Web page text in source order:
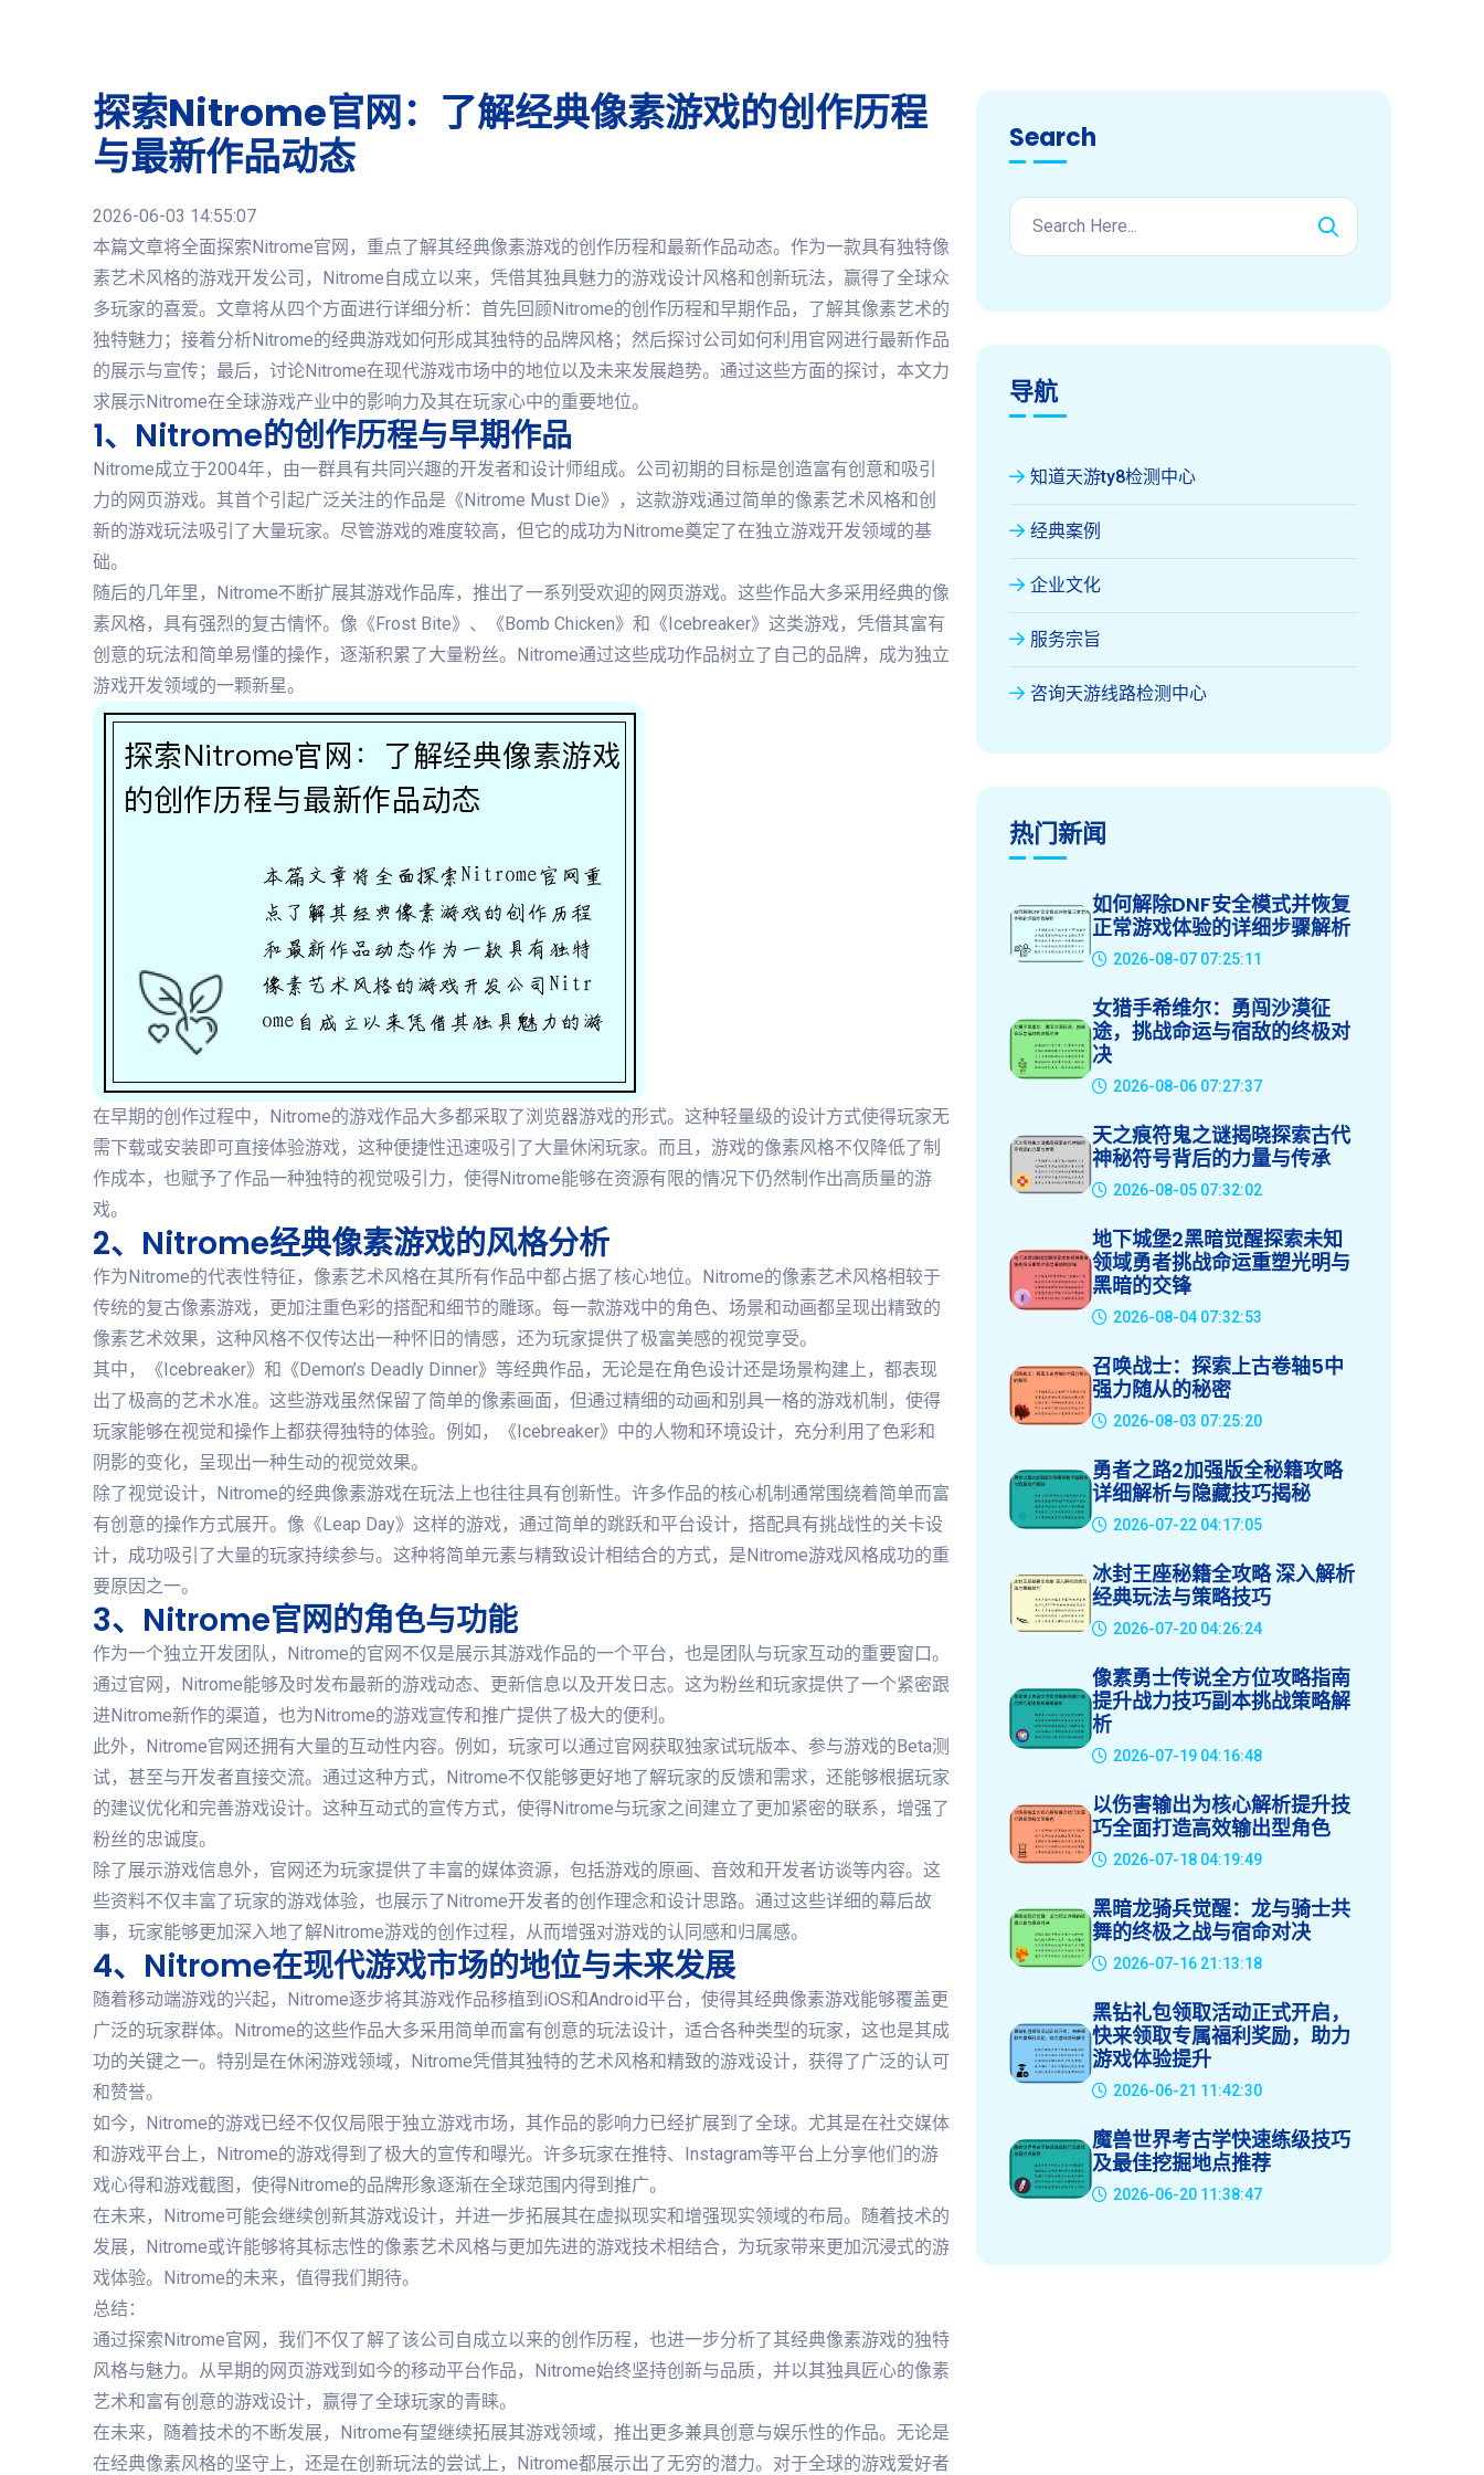
探索Nitrome官网：了解经典像素游戏的创作历程
与最新作品动态
2026-06-03 14:55:07
本篇文章将全面探索Nitrome官网，重点了解其经典像素游戏的创作历程和最新作品动态。作为一款具有独特像
素艺术风格的游戏开发公司，Nitrome自成立以来，凭借其独具魅力的游戏设计风格和创新玩法，赢得了全球众
多玩家的喜爱。文章将从四个方面进行详细分析：首先回顾Nitrome的创作历程和早期作品，了解其像素艺术的
独特魅力；接着分析Nitrome的经典游戏如何形成其独特的品牌风格；然后探讨公司如何利用官网进行最新作品
的展示与宣传；最后，讨论Nitrome在现代游戏市场中的地位以及未来发展趋势。通过这些方面的探讨，本文力
求展示Nitrome在全球游戏产业中的影响力及其在玩家心中的重要地位。
1、Nitrome的创作历程与早期作品
Nitrome成立于2004年，由一群具有共同兴趣的开发者和设计师组成。公司初期的目标是创造富有创意和吸引
力的网页游戏。其首个引起广泛关注的作品是《Nitrome Must Die》，这款游戏通过简单的像素艺术风格和创
新的游戏玩法吸引了大量玩家。尽管游戏的难度较高，但它的成功为Nitrome奠定了在独立游戏开发领域的基
础。
随后的几年里，Nitrome不断扩展其游戏作品库，推出了一系列受欢迎的网页游戏。这些作品大多采用经典的像
素风格，具有强烈的复古情怀。像《Frost Bite》、《Bomb Chicken》和《Icebreaker》这类游戏，凭借其富有
创意的玩法和简单易懂的操作，逐渐积累了大量粉丝。Nitrome通过这些成功作品树立了自己的品牌，成为独立
游戏开发领域的一颗新星。
在早期的创作过程中，Nitrome的游戏作品大多都采取了浏览器游戏的形式。这种轻量级的设计方式使得玩家无
需下载或安装即可直接体验游戏，这种便捷性迅速吸引了大量休闲玩家。而且，游戏的像素风格不仅降低了制
作成本，也赋予了作品一种独特的视觉吸引力，使得Nitrome能够在资源有限的情况下仍然制作出高质量的游
戏。
2、Nitrome经典像素游戏的风格分析
作为Nitrome的代表性特征，像素艺术风格在其所有作品中都占据了核心地位。Nitrome的像素艺术风格相较于
传统的复古像素游戏，更加注重色彩的搭配和细节的雕琢。每一款游戏中的角色、场景和动画都呈现出精致的
像素艺术效果，这种风格不仅传达出一种怀旧的情感，还为玩家提供了极富美感的视觉享受。
其中，《Icebreaker》和《Demon’s Deadly Dinner》等经典作品，无论是在角色设计还是场景构建上，都表现
出了极高的艺术水准。这些游戏虽然保留了简单的像素画面，但通过精细的动画和别具一格的游戏机制，使得
玩家能够在视觉和操作上都获得独特的体验。例如，《Icebreaker》中的人物和环境设计，充分利用了色彩和
阴影的变化，呈现出一种生动的视觉效果。
除了视觉设计，Nitrome的经典像素游戏在玩法上也往往具有创新性。许多作品的核心机制通常围绕着简单而富
有创意的操作方式展开。像《Leap Day》这样的游戏，通过简单的跳跃和平台设计，搭配具有挑战性的关卡设
计，成功吸引了大量的玩家持续参与。这种将简单元素与精致设计相结合的方式，是Nitrome游戏风格成功的重
要原因之一。
3、Nitrome官网的角色与功能
作为一个独立开发团队，Nitrome的官网不仅是展示其游戏作品的一个平台，也是团队与玩家互动的重要窗口。
通过官网，Nitrome能够及时发布最新的游戏动态、更新信息以及开发日志。这为粉丝和玩家提供了一个紧密跟
进Nitrome新作的渠道，也为Nitrome的游戏宣传和推广提供了极大的便利。
此外，Nitrome官网还拥有大量的互动性内容。例如，玩家可以通过官网获取独家试玩版本、参与游戏的Beta测
试，甚至与开发者直接交流。通过这种方式，Nitrome不仅能够更好地了解玩家的反馈和需求，还能够根据玩家
的建议优化和完善游戏设计。这种互动式的宣传方式，使得Nitrome与玩家之间建立了更加紧密的联系，增强了
粉丝的忠诚度。
除了展示游戏信息外，官网还为玩家提供了丰富的媒体资源，包括游戏的原画、音效和开发者访谈等内容。这
些资料不仅丰富了玩家的游戏体验，也展示了Nitrome开发者的创作理念和设计思路。通过这些详细的幕后故
事，玩家能够更加深入地了解Nitrome游戏的创作过程，从而增强对游戏的认同感和归属感。
4、Nitrome在现代游戏市场的地位与未来发展
随着移动端游戏的兴起，Nitrome逐步将其游戏作品移植到iOS和Android平台，使得其经典像素游戏能够覆盖更
广泛的玩家群体。Nitrome的这些作品大多采用简单而富有创意的玩法设计，适合各种类型的玩家，这也是其成
功的关键之一。特别是在休闲游戏领域，Nitrome凭借其独特的艺术风格和精致的游戏设计，获得了广泛的认可
和赞誉。
如今，Nitrome的游戏已经不仅仅局限于独立游戏市场，其作品的影响力已经扩展到了全球。尤其是在社交媒体
和游戏平台上，Nitrome的游戏得到了极大的宣传和曝光。许多玩家在推特、Instagram等平台上分享他们的游
戏心得和游戏截图，使得Nitrome的品牌形象逐渐在全球范围内得到推广。
在未来，Nitrome可能会继续创新其游戏设计，并进一步拓展其在虚拟现实和增强现实领域的布局。随着技术的
发展，Nitrome或许能够将其标志性的像素艺术风格与更加先进的游戏技术相结合，为玩家带来更加沉浸式的游
戏体验。Nitrome的未来，值得我们期待。
总结：
通过探索Nitrome官网，我们不仅了解了该公司自成立以来的创作历程，也进一步分析了其经典像素游戏的独特
风格与魅力。从早期的网页游戏到如今的移动平台作品，Nitrome始终坚持创新与品质，并以其独具匠心的像素
艺术和富有创意的游戏设计，赢得了全球玩家的青睐。
在未来，随着技术的不断发展，Nitrome有望继续拓展其游戏领域，推出更多兼具创意与娱乐性的作品。无论是
在经典像素风格的坚守上，还是在创新玩法的尝试上，Nitrome都展示出了无穷的潜力。对于全球的游戏爱好者
Search
导航
知道天游ty8检测中心
经典案例
企业文化
服务宗旨
咨询天游线路检测中心
热门新闻
如何解除DNF安全模式并恢复
正常游戏体验的详细步骤解析
2026-08-07 07:25:11
女猎手希维尔：勇闯沙漠征
途，挑战命运与宿敌的终极对
决
2026-08-06 07:27:37
天之痕符鬼之谜揭晓探索古代
神秘符号背后的力量与传承
2026-08-05 07:32:02
地下城堡2黑暗觉醒探索未知
领域勇者挑战命运重塑光明与
黑暗的交锋
2026-08-04 07:32:53
召唤战士：探索上古卷轴5中
强力随从的秘密
2026-08-03 07:25:20
勇者之路2加强版全秘籍攻略
详细解析与隐藏技巧揭秘
2026-07-22 04:17:05
冰封王座秘籍全攻略 深入解析
经典玩法与策略技巧
2026-07-20 04:26:24
像素勇士传说全方位攻略指南
提升战力技巧副本挑战策略解
析
2026-07-19 04:16:48
以伤害输出为核心解析提升技
巧全面打造高效输出型角色
2026-07-18 04:19:49
黑暗龙骑兵觉醒：龙与骑士共
舞的终极之战与宿命对决
2026-07-16 21:13:18
黑钻礼包领取活动正式开启，
快来领取专属福利奖励，助力
游戏体验提升
2026-06-21 11:42:30
魔兽世界考古学快速练级技巧
及最佳挖掘地点推荐
2026-06-20 11:38:47